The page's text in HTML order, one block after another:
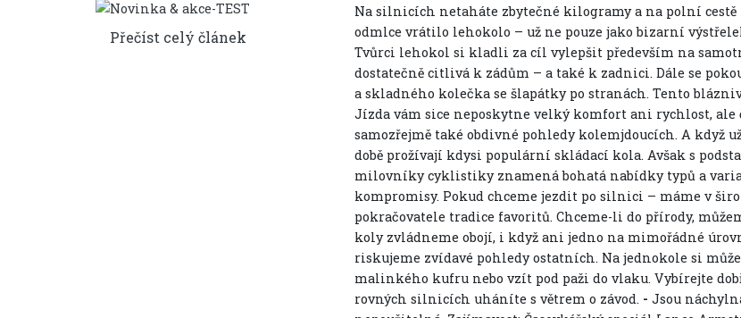
Přečíst celý článek
Na silnicích netaháte zbytečné kilogramy a na polní
odmlce vrátilo lehokolo – už ne pouze jako bizarní
Tvůrci lehokol si kladli za cíl vylepšit především na
dostatečně citlivá k zádům – a také k zadnici. Dále se
a skladného kolečka se šlapátky po stranách. Tento
Jízda vám sice neposkytne velký komfort ani rychlost, ale
samozřejmě také obdivné pohledy kolemjdoucích. A když
době prožívají kdysi populární skládací kola. Avšak s
milovníky cyklistiky znamená bohatá nabídky typů a
kompromisy. Pokud chceme jezdit po silnici – máme v
pokračovatele tradice favoritů. Chceme-li do přírody,
koly zvládneme obojí, i když ani jedno na mimořádné
riskujeme zvídavé pohledy ostatních. Na jednokole si
malinkého kufru nebo vzít pod paži do vlaku. Vybírejte
rovných silnicích uháníte s větrem o závod. - Jsou